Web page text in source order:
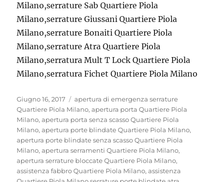
Milano,serrature Sab Quartiere Piola
Milano,serrature Giussani Quartiere Piola
Milano,serrature Bonaiti Quartiere Piola
Milano,serrature Atra Quartiere Piola
Milano,serratura Mult T Lock Quartiere Piola
Milano,serratura Fichet Quartiere Piola Milano
Pubblicato
il
Giugno 16, 2017 Tag
apertura di emergenza serrature
Quartiere Piola Milano,apertura porta Quartiere Piola
Milano,apertura porta senza scasso Quartiere Piola
Milano,apertura porte blindate Quartiere Piola Milano,
apertura porte blindate senza scasso Quartiere Piola
Milano,apertura serramenti Quartiere Piola Milano,
apertura serrature bloccate Quartiere Piola Milano,
assistenza fabbro Quartiere Piola Milano,assistenza